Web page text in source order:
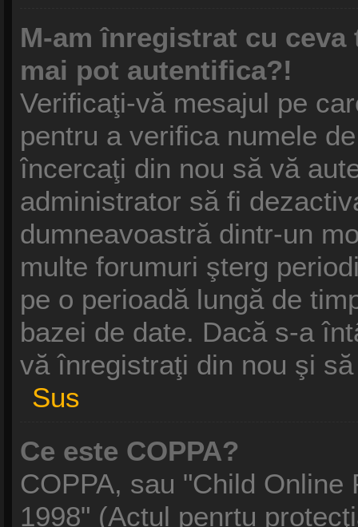
M-am înregistrat cu
mai pot autentifica?!
Verificaţi-vă mesajul pe
pentru a verifica numele
încercaţi din nou să vă
administrator să fi
dumneavoastră dintr-un
multe forumuri şterg
pe o perioadă lungă de
bazei de date. Dacă s-a
vă înregistraţi din nou şi
Sus
Ce este COPPA?
COPPA, sau "Child
1998" (Actul penrtu